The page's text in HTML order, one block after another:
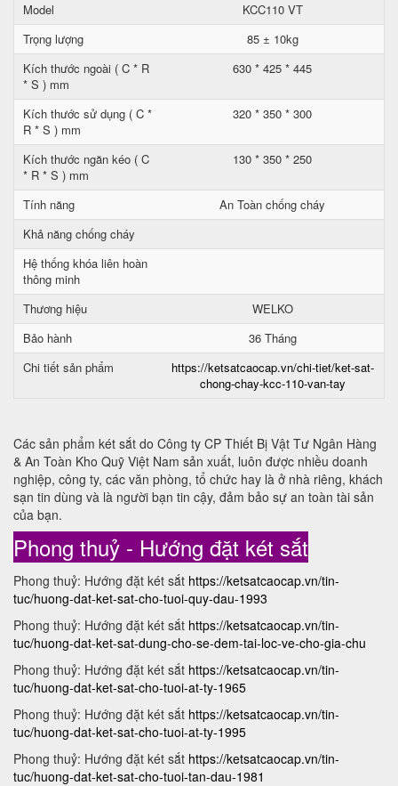
Model
KCC110 VT
Trọng lượng
85 ± 10kg
Kích thước ngoài ( C * R
* S ) mm
630 * 425 * 445
Kích thước sử dụng ( C *
R * S ) mm
320 * 350 * 300
Kích thước ngăn kéo ( C
* R * S ) mm
130 * 350 * 250
Tính năng
An Toàn chống cháy
Khả năng chống cháy
Hệ thống khóa liên hoàn
thông minh
Thương hiệu
WELKO
Bảo hành
36 Tháng
Chi tiết sản phẩm
https://ketsatcaocap.vn/chi-tiet/ket-sat-
chong-chay-kcc-110-van-tay
Các sản phẩm két sắt do Công ty CP Thiết Bị Vật Tư Ngân Hàng
& An Toàn Kho Quỹ Việt Nam sản xuất, luôn được nhiều doanh
nghiệp, công ty, các văn phòng, tổ chức hay là ở nhà riêng, khách
sạn tin dùng và là người bạn tin cậy, đảm bảo sự an toàn tài sản
của bạn.
Phong thuỷ - Hướng đặt két sắt
Phong thuỷ: Hướng đặt két sắt https://ketsatcaocap.vn/tin-
tuc/huong-dat-ket-sat-cho-tuoi-quy-dau-1993
Phong thuỷ: Hướng đặt két sắt https://ketsatcaocap.vn/tin-
tuc/huong-dat-ket-sat-dung-cho-se-dem-tai-loc-ve-cho-gia-chu
Phong thuỷ: Hướng đặt két sắt https://ketsatcaocap.vn/tin-
tuc/huong-dat-ket-sat-cho-tuoi-at-ty-1965
Phong thuỷ: Hướng đặt két sắt https://ketsatcaocap.vn/tin-
tuc/huong-dat-ket-sat-cho-tuoi-at-ty-1995
Phong thuỷ: Hướng đặt két sắt https://ketsatcaocap.vn/tin-
tuc/huong-dat-ket-sat-cho-tuoi-tan-dau-1981